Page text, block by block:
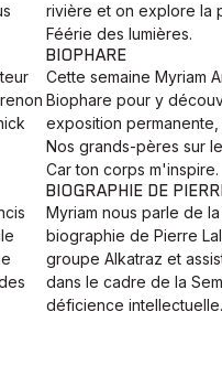
rivière et on explore la
Féérie des lumières.
BIOPHARE
Cette semaine Myriam
Biophare pour y
exposition
Nos grands-pères sur
Car ton corps m'inspire.
BIOGRAPHIE DE
Myriam nous parle de
biographie de Pierre
groupe Alkatraz et
dans le cadre de la
déficience intellectuelle.